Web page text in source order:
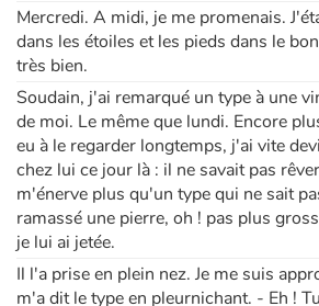
Mercredi. A midi, je me promenais.
dans les étoiles et les pieds dans le
très bien.
Soudain, j'ai remarqué un type à une
de moi. Le même que lundi. Encore
eu à le regarder longtemps, j'ai vite
chez lui ce jour là : il ne savait pas
m'énerve plus qu'un type qui ne sait
ramassé une pierre, oh ! pas plus
je lui ai jetée.
Il l'a prise en plein nez. Je me suis
m'a dit le type en pleurnichant. - Eh !